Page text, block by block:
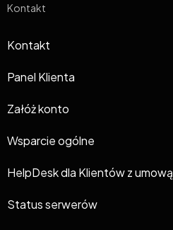
Kontakt
Kontakt
Panel Klienta
Załóż konto
Wsparcie ogólne
HelpDesk dla Klientów z umową
Status serwerów